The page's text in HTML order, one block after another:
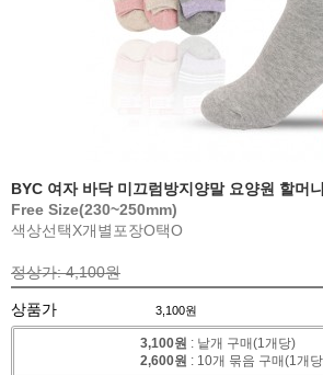
BYC 여자 바닥 미끄럼방지양말 요양원 할머
Free Size(230~250mm)
색상선택X개별포장O택O
정상가: 4,100원
상품가 3,100원
3,100원 : 낱개 구매(1개당)
2,600원 : 10개 묶음 구매(1개